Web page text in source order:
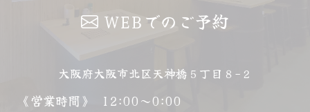
WEBでのご予約
大阪府大阪市北区天神橋５丁目８−２
《営業時間》
12:00～0:00